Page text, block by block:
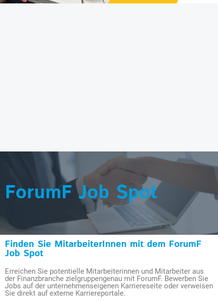
ForumF Job Spot
Finden Sie MitarbeiterInnen mit dem ForumF
Job Spot
Erreichen Sie potentielle Mitarbeiterinnen und Mitarbeiter aus
der Finanzbranche zielgruppengenau mit ForumF. Bewerben Sie
Jobs auf der unternehmenseigenen Karriereseite oder verweisen
Sie direkt auf externe Karriereportale.